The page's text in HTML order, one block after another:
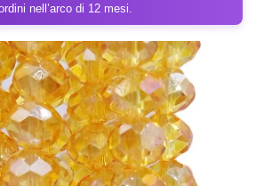
nell’arco di 12 mesi.